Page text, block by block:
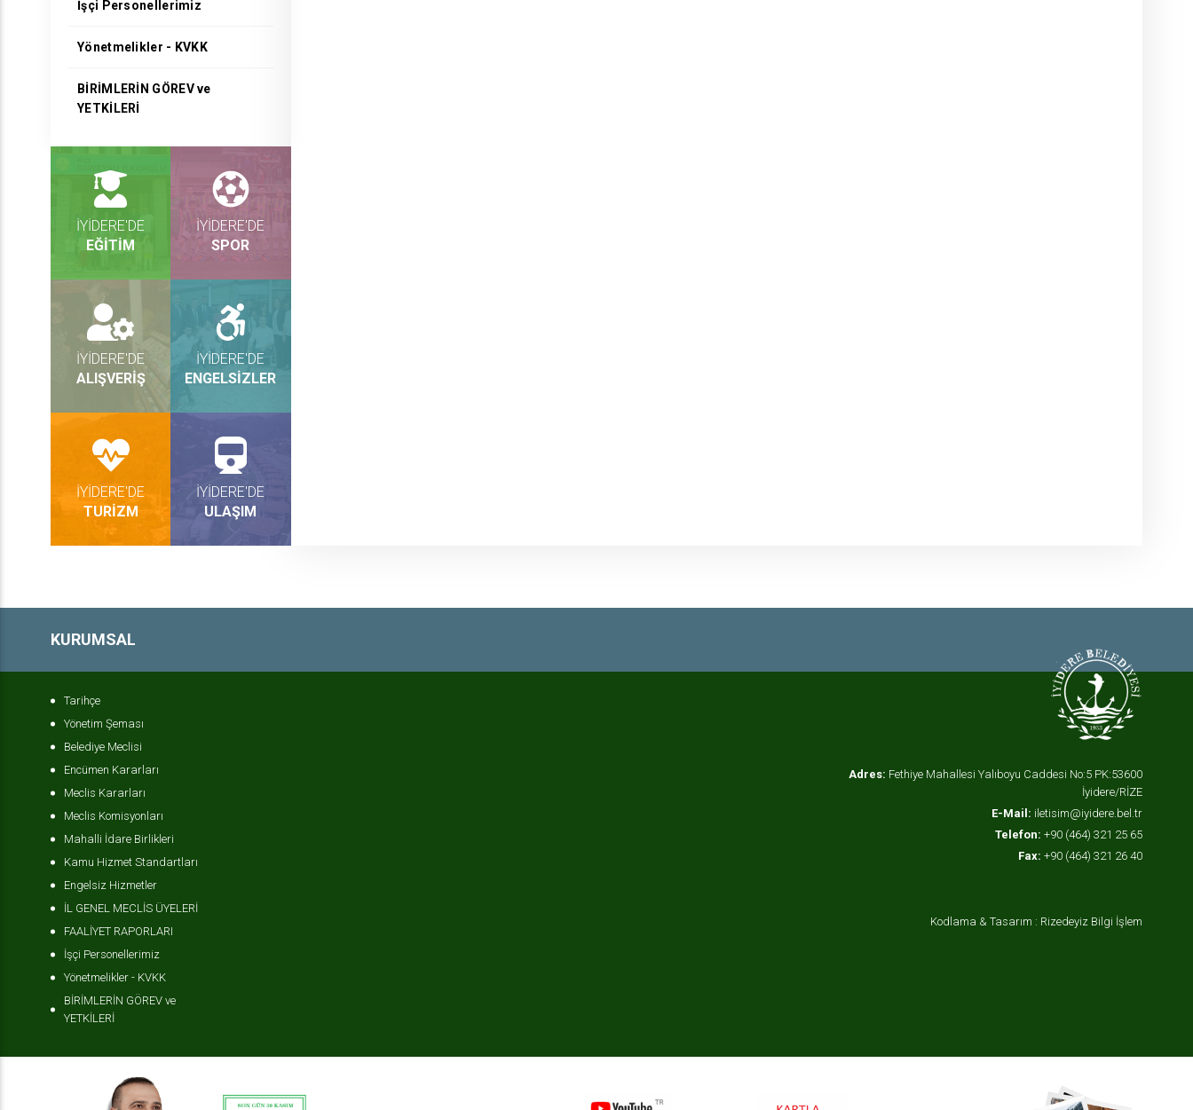
İşçi Personellerimiz
Yönetmelikler - KVKK
BİRİMLERİN GÖREV ve
YETKİLERİ
İYİDERE'DE
EĞİTİM
İYİDERE'DE
SPOR
İYİDERE'DE
ALIŞVERİŞ
İYİDERE'DE
ENGELSİZLER
İYİDERE'DE
TURİZM
İYİDERE'DE
ULAŞIM
KURUMSAL
Tarihçe
Yönetim Şeması
Belediye Meclisi
Encümen Kararları
Meclis Kararları
Meclis Komisyonları
Mahalli İdare Birlikleri
Kamu Hizmet Standartları
Engelsiz Hizmetler
İL GENEL MECLİS ÜYELERİ
FAALİYET RAPORLARI
İşçi Personellerimiz
Yönetmelikler - KVKK
BİRİMLERİN GÖREV ve
YETKİLERİ
Adres: Fethiye Mahallesi Yalıboyu Caddesi No:5 PK:53600
İyidere/RİZE
E-Mail: iletisim@iyidere.bel.tr
Telefon: +90 (464) 321 25 65
Fax: +90 (464) 321 26 40
Kodlama & Tasarım : Rizedeyiz Bilgi İşlem